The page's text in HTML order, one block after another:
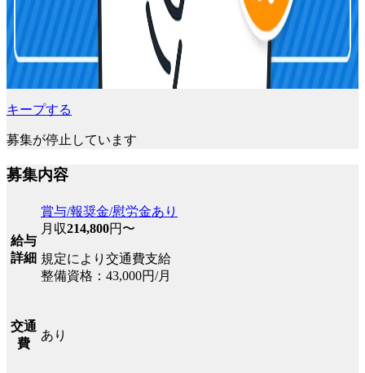
キープする
募集が停止しています
募集内容
給与
詳細
賞与/報奨金/慰労金あり
月収214,800円〜
規定により交通費支給
整備資格：43,000円/月
交通
費
あり